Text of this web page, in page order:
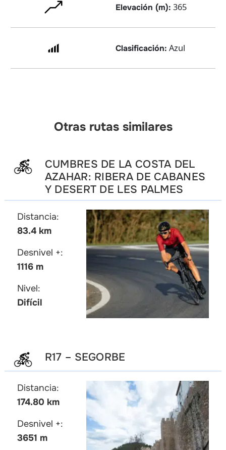
Elevación (m): 365
Clasificación: Azul
Otras rutas similares
CUMBRES DE LA COSTA DEL
AZAHAR: RIBERA DE CABANES
Y DESERT DE LES PALMES
Distancia:
83.4 km
Desnivel +:
1116 m
Nivel:
Difícil
R17 – SEGORBE
Distancia:
174.80 km
Desnivel +:
3651 m